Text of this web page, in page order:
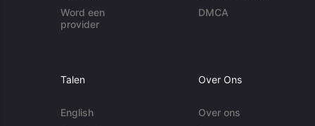
Word een
provider
DMCA
Talen
English
Over Ons
Over ons